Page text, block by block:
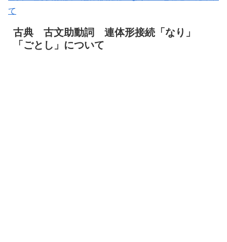
て
古典 古文助動詞 連体形接続「なり」
「ごとし」について